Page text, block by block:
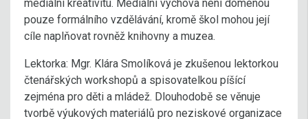
mediální kreativitu. Mediální výchova není doménou
pouze formálního vzdělávání, kromě škol mohou její
cíle naplňovat rovněž knihovny a muzea.
Lektorka: Mgr. Klára Smolíková je zkušenou lektorkou
čtenářských workshopů a spisovatelkou píšící
zejména pro děti a mládež. Dlouhodobě se věnuje
tvorbě výukových materiálů pro neziskové organizace